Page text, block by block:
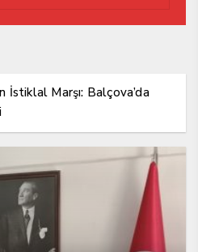
İstiklal Marşı: Balçova’da